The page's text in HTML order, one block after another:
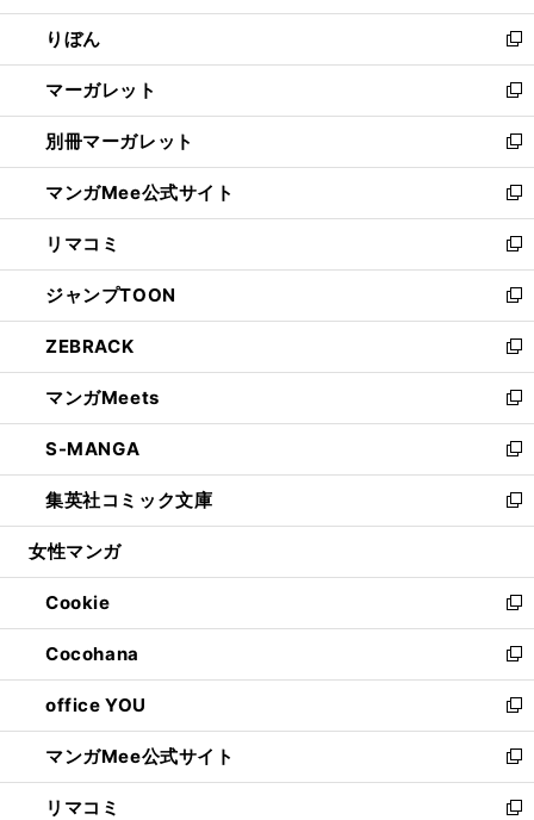
開
く
ウ
で
開
く
ン
ド
ウ
で
開
く
ウ
ィ
ン
ド
ウ
で
開
く
りぼん
新
し
い
ウ
ィ
ン
ド
ウ
で
開
く
マーガレット
新
し
い
ウ
ィ
ン
ド
ウ
で
開
く
別冊マーガレット
新
し
い
ウ
ィ
ン
ド
ウ
で
開
く
マンガMee公式サイト
新
し
い
ウ
ィ
ン
ド
ウ
で
開
く
リマコミ
新
し
い
ウ
ィ
ン
ド
ウ
で
開
く
ジャンプTOON
新
し
い
ウ
ィ
ン
ド
ウ
で
開
ZEBRACK
新
し
い
ウ
ィ
ン
ド
ウ
開
く
マンガMeets
新
し
い
ウ
ィ
ン
ウ
で
開
く
S-MANGA
新
し
い
ウ
ン
ド
ウ
で
開
く
集英社コミック文庫
新
し
ウ
ィ
ン
ド
ウ
で
開
く
女性マンガ
Cookie
新
し
い
ウ
ィ
ン
ド
ウ
で
Cocohana
新
し
い
ウ
ィ
ン
ド
office YOU
新
し
い
ウ
ィ
マンガMee公式サイト
新
し
い
リマコミ 新